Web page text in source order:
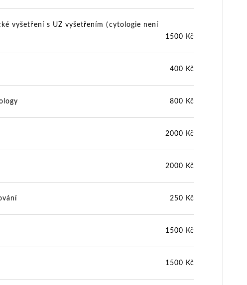
vyšetření s UZ vyšetřením (cytologie není
1500 Kč
400 Kč
800 Kč
2000 Kč
2000 Kč
250 Kč
1500 Kč
1500 Kč